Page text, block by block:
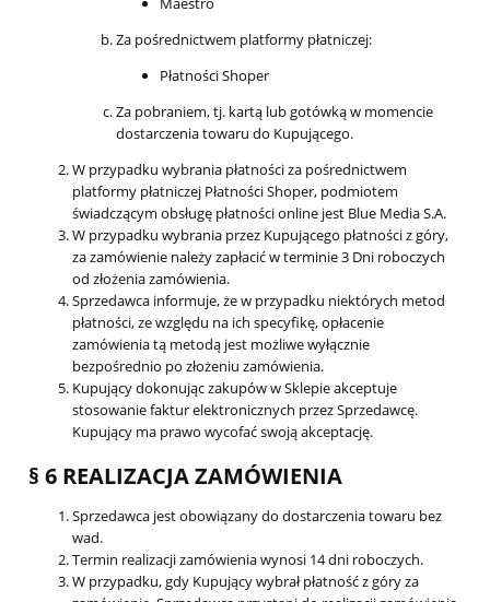
Za pośrednictwem platformy płatniczej:
Płatności Shoper
Za pobraniem, tj. kartą lub gotówką w momencie
dostarczenia towaru do Kupującego.
W przypadku wybrania płatności za pośrednictwem
platformy płatniczej Płatności Shoper, podmiotem
świadczącym obsługę płatności online jest Blue Media S.A.
W przypadku wybrania przez Kupującego płatności z góry,
za zamówienie należy zapłacić w terminie 3 Dni roboczych
od złożenia zamówienia.
Sprzedawca informuje, że w przypadku niektórych metod
płatności, ze względu na ich specyfikę, opłacenie
zamówienia tą metodą jest możliwe wyłącznie
bezpośrednio po złożeniu zamówienia.
Kupujący dokonując zakupów w Sklepie akceptuje
stosowanie faktur elektronicznych przez Sprzedawcę.
Kupujący ma prawo wycofać swoją akceptację.
§ 6 REALIZACJA ZAMÓWIENIA
Sprzedawca jest obowiązany do dostarczenia towaru bez
wad.
Termin realizacji zamówienia wynosi 14 dni roboczych.
W przypadku, gdy Kupujący wybrał płatność z góry za